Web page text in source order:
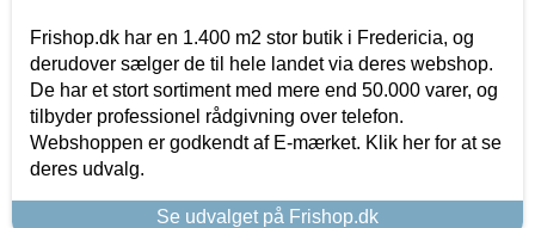
Frishop.dk har en 1.400 m2 stor butik i Fredericia, og
derudover sælger de til hele landet via deres webshop.
De har et stort sortiment med mere end 50.000 varer, og
tilbyder professionel rådgivning over telefon.
Webshoppen er godkendt af E-mærket. Klik her for at se
deres udvalg.
Se udvalget på Frishop.dk